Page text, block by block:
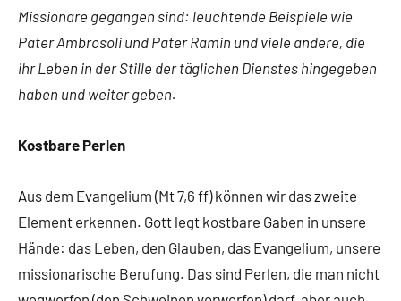
Missionare gegangen sind: leuchtende Beispiele wie
Pater Ambrosoli und Pater Ramin und viele andere, die
ihr Leben in der Stille der täglichen Dienstes hingegeben
haben und weiter geben.
Kostbare Perlen
Aus dem Evangelium (Mt 7,6 ff) können wir das zweite
Element erkennen. Gott legt kostbare Gaben in unsere
Hände: das Leben, den Glauben, das Evangelium, unsere
missionarische Berufung. Das sind Perlen, die man nicht